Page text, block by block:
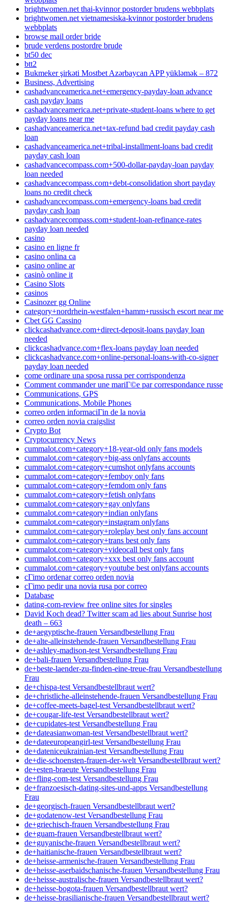
brightwomen.net thai-kvinnor postorder brudens webbplats
brightwomen.net vietnamesiska-kvinnor postorder brudens
webbplats
browse mail order bride
brude verdens postordre brude
bt50 dec
btt2
Bukmeker şirkəti Mostbet Azərbaycan APP yükləmək – 872
Business, Advertising
cashadvanceamerica.net+emergency-payday-loan advance
cash payday loans
cashadvanceamerica.net+private-student-loans where to get
payday loans near me
cashadvanceamerica.net+tax-refund bad credit payday cash
loan
cashadvanceamerica.net+tribal-installment-loans bad credit
payday cash loan
cashadvancecompass.com+500-dollar-payday-loan payday
loan needed
cashadvancecompass.com+debt-consolidation short payday
loans no credit check
cashadvancecompass.com+emergency-loans bad credit
payday cash loan
cashadvancecompass.com+student-loan-refinance-rates
payday loan needed
casino
casino en ligne fr
casino onlina ca
casino online ar
casinò online it
Casino Slots
casinos
Casinozer gg Online
category+nordrhein-westfalen+hamm+russisch escort near me
Cbet GG Cassino
clickcashadvance.com+direct-deposit-loans payday loan
needed
clickcashadvance.com+flex-loans payday loan needed
clickcashadvance.com+online-personal-loans-with-co-signer
payday loan needed
come ordinare una sposa russa per corrispondenza
Comment commander une mariГ©e par correspondance russe
Communications, GPS
Communications, Mobile Phones
correo orden informaciГіn de la novia
correo orden novia craigslist
Crypto Bot
Cryptocurrency News
cummalot.com+category+18-year-old only fans models
cummalot.com+category+big-ass onlyfans accounts
cummalot.com+category+cumshot onlyfans accounts
cummalot.com+category+femboy only fans
cummalot.com+category+femdom only fans
cummalot.com+category+fetish onlyfans
cummalot.com+category+gay onlyfans
cummalot.com+category+indian onlyfans
cummalot.com+category+instagram onlyfans
cummalot.com+category+roleplay best only fans account
cummalot.com+category+trans best only fans
cummalot.com+category+videocall best only fans
cummalot.com+category+xxx best only fans account
cummalot.com+category+youtube best onlyfans accounts
cГіmo ordenar correo orden novia
cГіmo pedir una novia rusa por correo
Database
dating-com-review free online sites for singles
David Koch dead? Twitter scam ad lies about Sunrise host
death – 663
de+aegyptische-frauen Versandbestellung Frau
de+alte-alleinstehende-frauen Versandbestellung Frau
de+ashley-madison-test Versandbestellung Frau
de+bali-frauen Versandbestellung Frau
de+beste-laender-zu-finden-eine-treue-frau Versandbestellung
Frau
de+chispa-test Versandbestellbraut wert?
de+christliche-alleinstehende-frauen Versandbestellung Frau
de+coffee-meets-bagel-test Versandbestellbraut wert?
de+cougar-life-test Versandbestellbraut wert?
de+cupidates-test Versandbestellung Frau
de+dateasianwoman-test Versandbestellbraut wert?
de+dateeuropeangirl-test Versandbestellung Frau
de+dateniceukrainian-test Versandbestellung Frau
de+die-schoensten-frauen-der-welt Versandbestellbraut wert?
de+esten-braeute Versandbestellung Frau
de+fling-com-test Versandbestellung Frau
de+franzoesisch-dating-sites-und-apps Versandbestellung
Frau
de+georgisch-frauen Versandbestellbraut wert?
de+godatenow-test Versandbestellung Frau
de+griechisch-frauen Versandbestellung Frau
de+guam-frauen Versandbestellbraut wert?
de+guyanische-frauen Versandbestellbraut wert?
de+haitianische-frauen Versandbestellbraut wert?
de+heisse-armenische-frauen Versandbestellung Frau
de+heisse-aserbaidschanische-frauen Versandbestellung Frau
de+heisse-australische-frauen Versandbestellbraut wert?
de+heisse-bogota-frauen Versandbestellbraut wert?
de+heisse-brasilianische-frauen Versandbestellbraut wert?